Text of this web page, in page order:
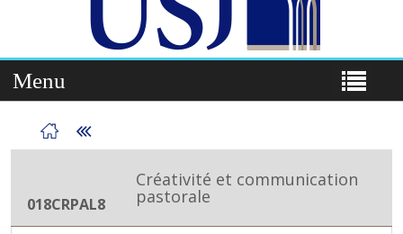
Menu
018CRPAL8
Créativité et communication
pastorale